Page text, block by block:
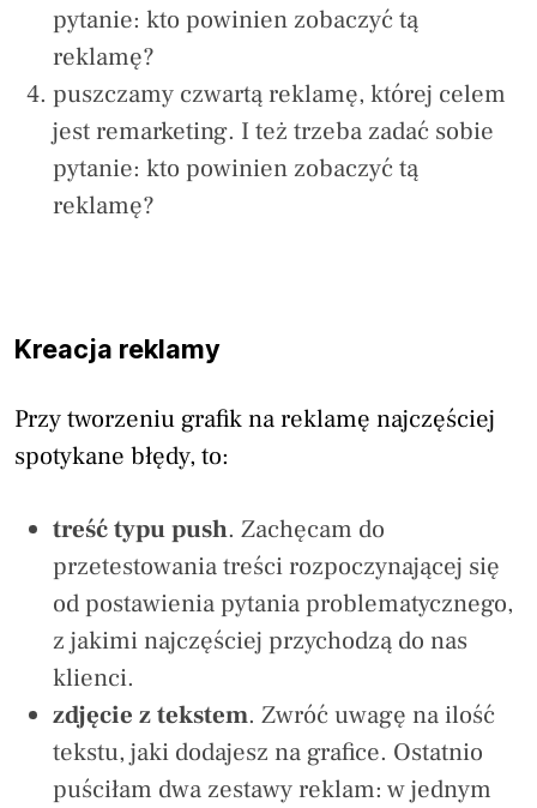
pytanie: kto powinien zobaczyć tą
reklamę?
puszczamy czwartą reklamę, której celem
jest remarketing. I też trzeba zadać sobie
pytanie: kto powinien zobaczyć tą
reklamę?
Kreacja reklamy
Przy tworzeniu grafik na reklamę najczęściej
spotykane błędy, to:
treść typu push. Zachęcam do
przetestowania treści rozpoczynającej się
od postawienia pytania problematycznego,
z jakimi najczęściej przychodzą do nas
klienci.
zdjęcie z tekstem. Zwróć uwagę na ilość
tekstu, jaki dodajesz na grafice. Ostatnio
puściłam dwa zestawy reklam: w jednym